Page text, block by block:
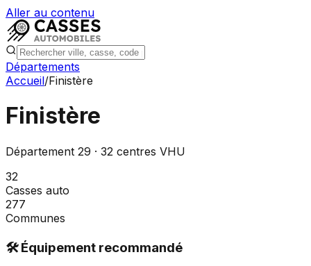
Aller au contenu
Départements
Accueil/Finistère
Finistère
Département 29 · 32 centres VHU
32
Casses auto
277
Communes
🛠️ Équipement recommandé